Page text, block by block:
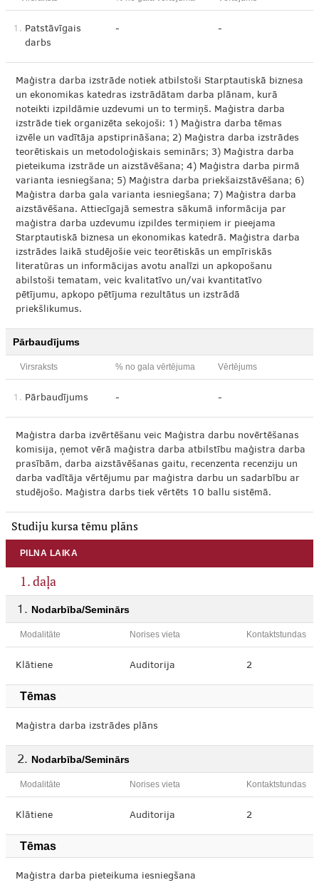
1. Patstāvīgais
darbs
- -
Maģistra darba izstrāde notiek atbilstoši Starptautiskā biznesa
un ekonomikas katedras izstrādātam darba plānam, kurā
noteikti izpildāmie uzdevumi un to termiņš. Maģistra darba
izstrāde tiek organizēta sekojoši: 1) Maģistra darba tēmas
izvēle un vadītāja apstiprināšana; 2) Maģistra darba izstrādes
teorētiskais un metodoloģiskais seminārs; 3) Maģistra darba
pieteikuma izstrāde un aizstāvēšana; 4) Maģistra darba pirmā
varianta iesniegšana; 5) Maģistra darba priekšaizstāvēšana; 6)
Maģistra darba gala varianta iesniegšana; 7) Maģistra darba
aizstāvēšana. Attiecīgajā semestra sākumā informācija par
maģistra darba uzdevumu izpildes termiņiem ir pieejama
Starptautiskā biznesa un ekonomikas katedrā. Maģistra darba
izstrādes laikā studējošie veic teorētiskās un empīriskās
literatūras un informācijas avotu analīzi un apkopošanu
abilstoši tematam, veic kvalitatīvo un/vai kvantitatīvo
pētījumu, apkopo pētījuma rezultātus un izstrādā
priekšlikumus.
Pārbaudījums
Virsraksts % no gala vērtējuma Vērtējums
1. Pārbaudījums - -
Maģistra darba izvērtēšanu veic Maģistra darbu novērtēšanas
komisija, ņemot vērā maģistra darba atbilstību maģistra darba
prasībām, darba aizstāvēšanas gaitu, recenzenta recenziju un
darba vadītāja vērtējumu par maģistra darbu un sadarbību ar
studējošo. Maģistra darbs tiek vērtēts 10 ballu sistēmā.
Studiju kursa tēmu plāns
PILNA LAIKA
1. daļa
Nodarbība/Seminārs
Modalitāte Norises vieta Kontaktstundas
Klātiene Auditorija 2
Tēmas
Maģistra darba izstrādes plāns
Nodarbība/Seminārs
Modalitāte Norises vieta Kontaktstundas
Klātiene Auditorija 2
Tēmas
Maģistra darba pieteikuma iesniegšana